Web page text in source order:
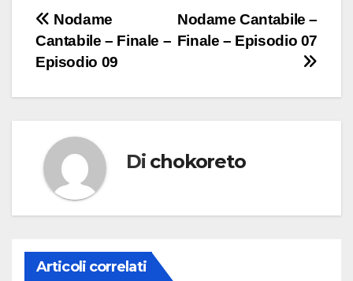
Navigazione
articoli
Nodame Cantabile –
Finale – Episodio 07
Nodame
Cantabile – Finale –
Episodio 09
Di chokoreto
Articoli correlati